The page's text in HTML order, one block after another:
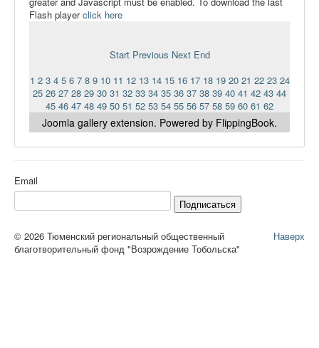
Flash playerclick here
Start Previous Next End
1 2 3 4 5 6 7 8 9 10 11 12 13 14 15 16 17 18 19 20 21 22 23 24
25 26 27 28 29 30 31 32 33 34 35 36 37 38 39 40 41 42 43 44
45 46 47 48 49 50 51 52 53 54 55 56 57 58 59 60 61 62
Joomla gallery extension. Powered by FlippingBook.
Email
Подписаться
Наверх
© 2026 Тюменский региональный общественный
благотворительный фонд "Возрождение Тобольска"